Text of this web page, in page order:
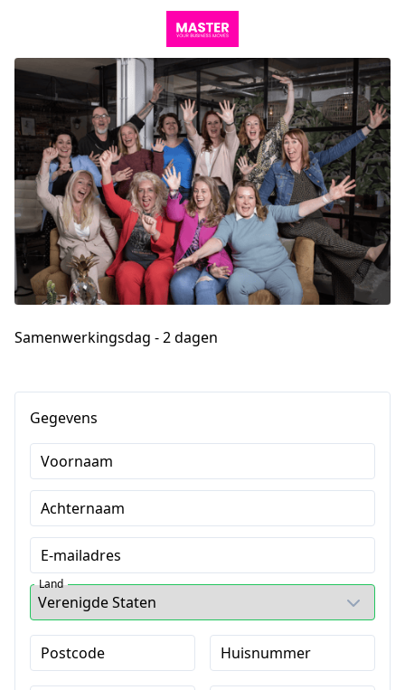
Samenwerkingsdag - 2 dagen
Gegevens
Voornaam
Achternaam
E-mailadres
Land
Postcode Huisnummer